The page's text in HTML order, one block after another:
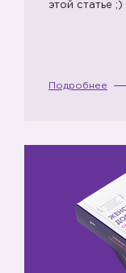
этой статье ;)
Подробнее